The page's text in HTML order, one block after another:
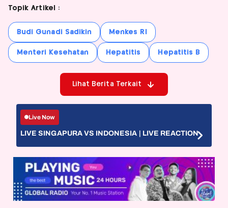
Topik Artikel :
Budi Gunadi Sadikin Menkes RI
Menteri Kesehatan Hepatitis Hepatitis B
Lihat Berita Terkait
Live Now
LIVE SINGAPURA VS INDONESIA | LIVE REACTION